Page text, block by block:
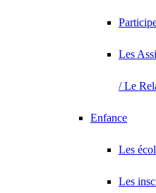
Les
/ Le
Enfance
Les
Les